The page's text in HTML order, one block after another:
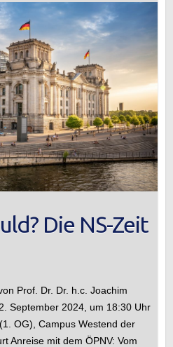
Die NS-Zeit
Prof. Dr. Dr. h.c. Joachim
September 2024, um 18:30 Uhr
OG), Campus Westend der
Anreise mit dem ÖPNV: Vom